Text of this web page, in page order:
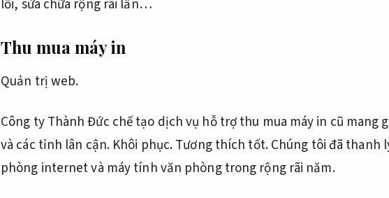
lỗi, sửa chữa rộng rãi lần…
Thu mua máy in
Quản trị web.
Công ty Thành Đức chế tạo dịch vụ hỗ trợ thu mua máy in cũ mang
và các tỉnh lân cận. Khôi phục.Tương thích tốt.Chúng tôi đã thanh
phòng internet và máy tính văn phòng trong rộng rãi năm.